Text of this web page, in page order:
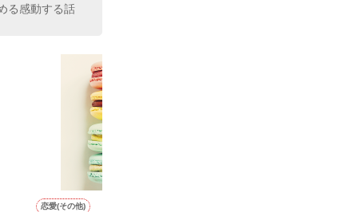
る感動する話
恋愛(その他)